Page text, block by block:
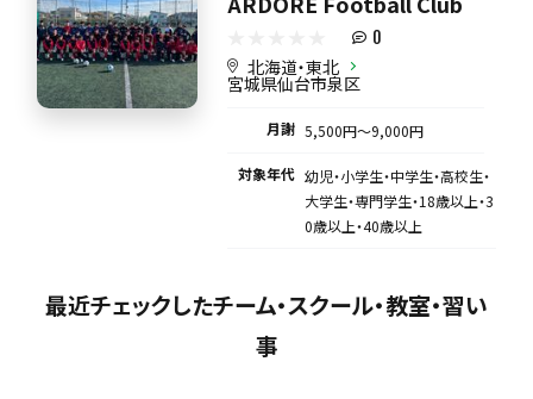
0
北海道・東北
宮城県仙台市泉区
月謝 5,500円〜9,000円
対象年代 幼児・小学生・中学生・高校生・
大学生・専門学生・18歳以上・3
0歳以上・40歳以上
最近チェックしたチーム・スクール・教室・習い
事